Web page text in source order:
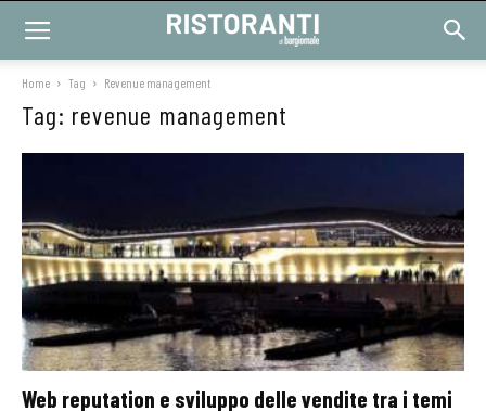
Home Tag Revenue management
Tag: revenue management
Web reputation e sviluppo delle vendite tra i temi